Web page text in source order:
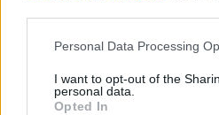
Personal Data Processing
I want to opt-out of the
personal data.
Opted In
Gamta
Po tvankios
įspėjimas: šioje